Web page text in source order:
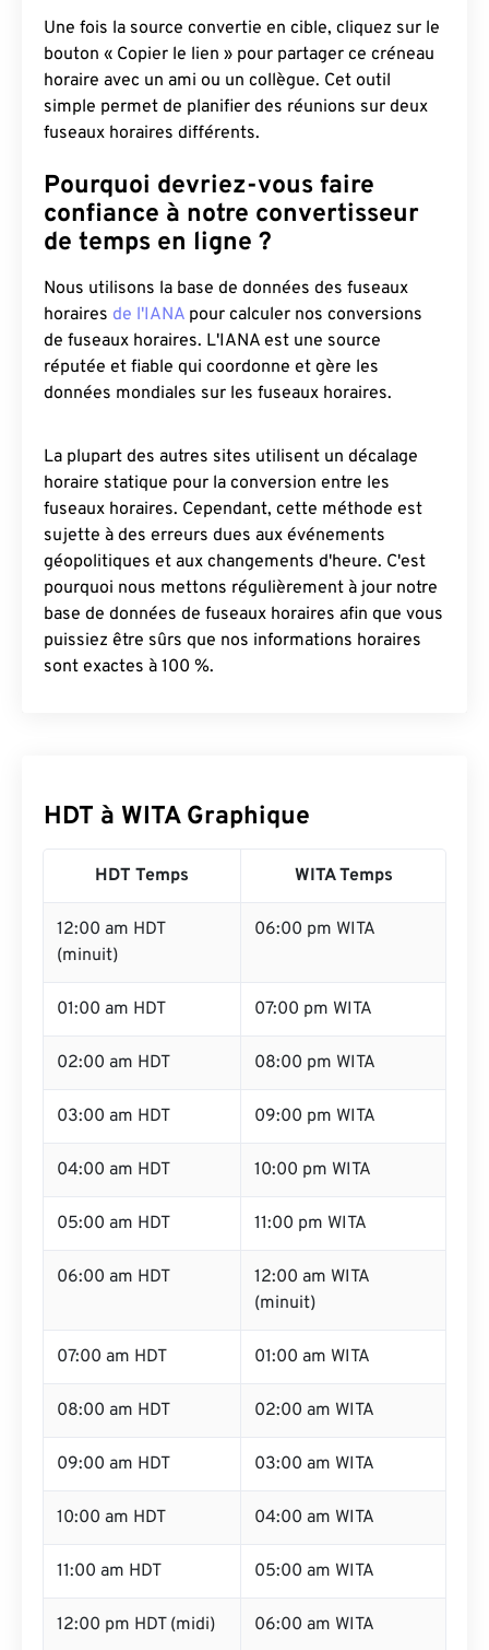
Une fois la source convertie en cible, cliquez sur le
bouton « Copier le lien » pour partager ce créneau
horaire avec un ami ou un collègue. Cet outil
simple permet de planifier des réunions sur deux
fuseaux horaires différents.
Pourquoi devriez-vous faire
confiance à notre convertisseur
de temps en ligne ?
Nous utilisons la base de données des fuseaux
horaires de l'IANA pour calculer nos conversions
de fuseaux horaires. L'IANA est une source
réputée et fiable qui coordonne et gère les
données mondiales sur les fuseaux horaires.
La plupart des autres sites utilisent un décalage
horaire statique pour la conversion entre les
fuseaux horaires. Cependant, cette méthode est
sujette à des erreurs dues aux événements
géopolitiques et aux changements d'heure. C'est
pourquoi nous mettons régulièrement à jour notre
base de données de fuseaux horaires afin que vous
puissiez être sûrs que nos informations horaires
sont exactes à 100 %.
HDT à WITA Graphique
HDT Temps WITA Temps
12:00 am HDT
(minuit)
06:00 pm WITA
01:00 am HDT 07:00 pm WITA
02:00 am HDT 08:00 pm WITA
03:00 am HDT 09:00 pm WITA
04:00 am HDT 10:00 pm WITA
05:00 am HDT 11:00 pm WITA
06:00 am HDT
12:00 am WITA
(minuit)
07:00 am HDT 01:00 am WITA
08:00 am HDT 02:00 am WITA
09:00 am HDT 03:00 am WITA
10:00 am HDT 04:00 am WITA
11:00 am HDT 05:00 am WITA
12:00 pm HDT (midi) 06:00 am WITA